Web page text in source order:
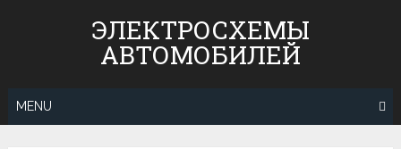
ЭЛЕКТРОСХЕМЫ
АВТОМОБИЛЕЙ
MENU